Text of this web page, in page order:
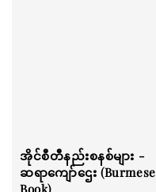
အိုင်စီတီနည်းစနစ်များ -
ဆရာကျော်ဌေး (Burmese